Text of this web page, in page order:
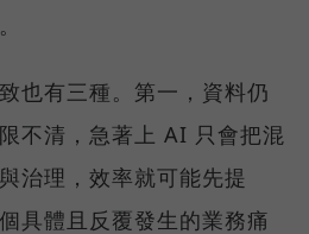
也有三種。第一，資料仍
不清，急著上 AI 只會把混
治理，效率就可能先提
具體且反覆發生的業務痛